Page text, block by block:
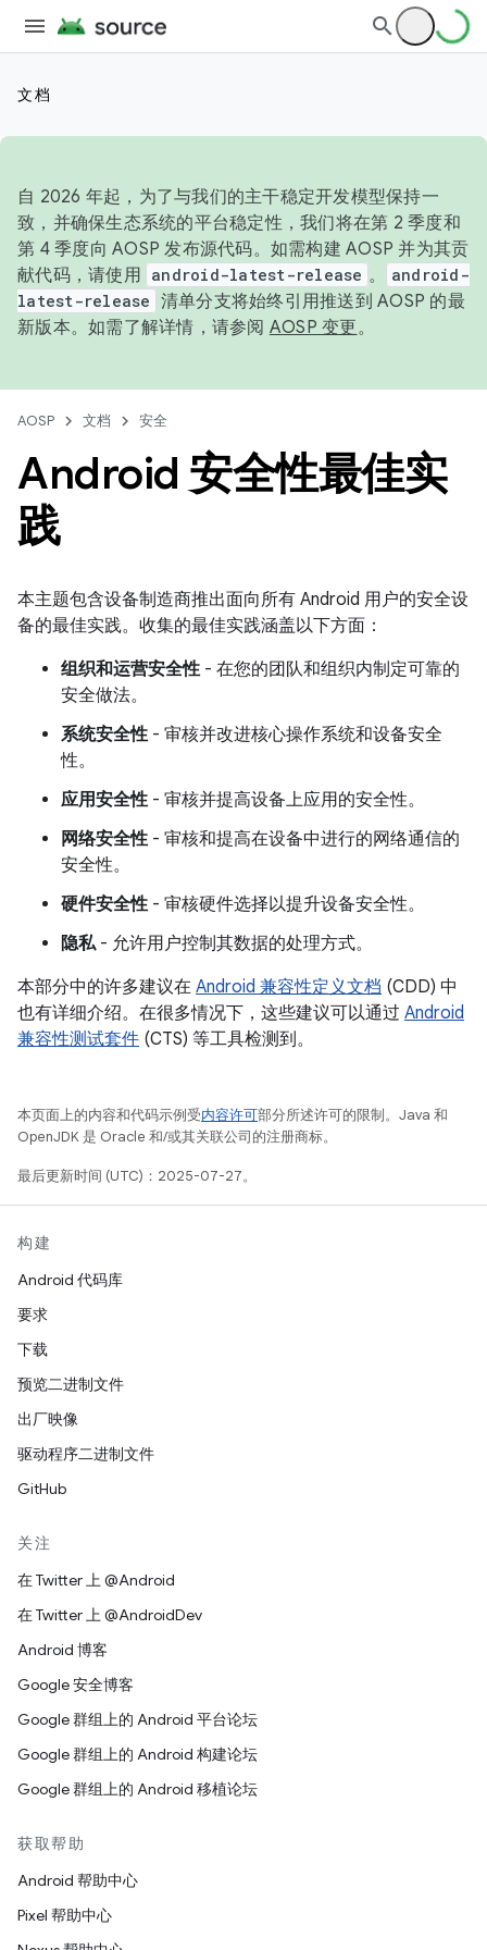
文档
自 2026 年起，为了与我们的主干稳定开发模型保持一
致，并确保生态系统的平台稳定性，我们将在第 2 季度和
第 4 季度向 AOSP 发布源代码。如需构建 AOSP 并为其贡
献代码，请使用 android-latest-release 。
android-
latest-release 清单分支将始终引用推送到 AOSP 的最
新版本。如需了解详情，请参阅 AOSP 变更。
AOSP 文档 安全
Android 安全性最佳实
践
本主题包含设备制造商推出面向所有 Android 用户的安全设
备的最佳实践。收集的最佳实践涵盖以下方面：
组织和运营安全性- 在您的团队和组织内制定可靠的
安全做法。
系统安全性- 审核并改进核心操作系统和设备安全
性。
应用安全性- 审核并提高设备上应用的安全性。
网络安全性- 审核和提高在设备中进行的网络通信的
安全性。
硬件安全性- 审核硬件选择以提升设备安全性。
隐私- 允许用户控制其数据的处理方式。
本部分中的许多建议在 Android 兼容性定义文档 (CDD) 中
也有详细介绍。在很多情况下，这些建议可以通过 Android
兼容性测试套件 (CTS) 等工具检测到。
本页面上的内容和代码示例受内容许可部分所述许可的限制。Java 和
OpenJDK 是 Oracle 和/或其关联公司的注册商标。
最后更新时间 (UTC)：2025-07-27。
构建
Android 代码库
要求
下载
预览二进制文件
出厂映像
驱动程序二进制文件
GitHub
关注
在 Twitter 上 @Android
在 Twitter 上 @AndroidDev
Android 博客
Google 安全博客
Google 群组上的 Android 平台论坛
Google 群组上的 Android 构建论坛
Google 群组上的 Android 移植论坛
获取帮助
Android 帮助中心
Pixel 帮助中心